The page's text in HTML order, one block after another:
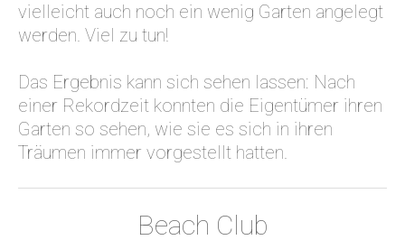
vielleicht auch noch ein wenig Garten angelegt
werden. Viel zu tun!
Das Ergebnis kann sich sehen lassen: Nach
einer Rekordzeit konnten die Eigentümer ihren
Garten so sehen, wie sie es sich in ihren
Träumen immer vorgestellt hatten.
Beach Club